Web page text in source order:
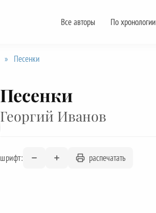
Все авторы По хронологии
» Песенки
Песенки
Георгий Иванов
шрифт: распечатать